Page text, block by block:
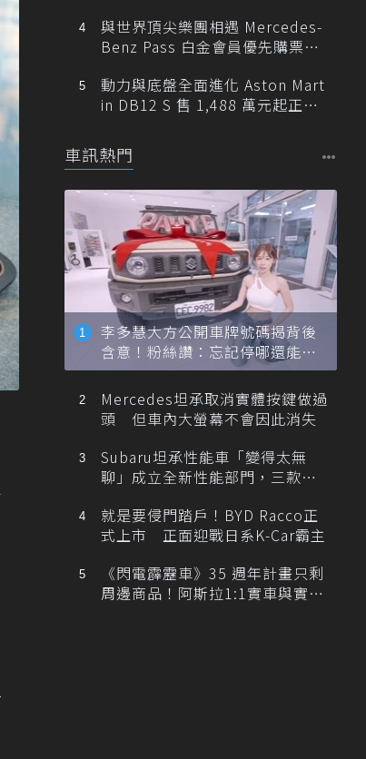
與世界頂尖樂團相遇 Mercedes-
Benz Pass 白金會員優先購票維
動力與底盤全面進化 Aston Mart
in DB12 S 售 1,488 萬元起正式
車訊熱門
李多慧大方公開車牌號碼揭背後
含意！粉絲讚：忘記停哪還能幫
忙找車
Mercedes坦承取消實體按鍵做過
頭 但車內大螢幕不會因此消失
Subaru坦承性能車「變得太無
聊」成立全新性能部門，三款手
就是要侵門踏戶！BYD Racco正
式上市 正面迎戰日系K-Car霸主
《閃電霹靂車》35 週年計畫只剩
周邊商品！阿斯拉1:1實車與實體